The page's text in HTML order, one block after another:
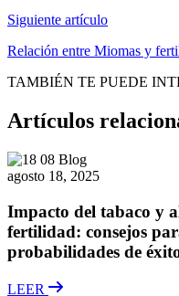
Siguiente artículo
Relación entre Miomas y
TAMBIÉN TE PUEDE
Artículos
agosto 18, 2025
Impacto del tabaco y
fertilidad: consejos
probabilidades de
LEER